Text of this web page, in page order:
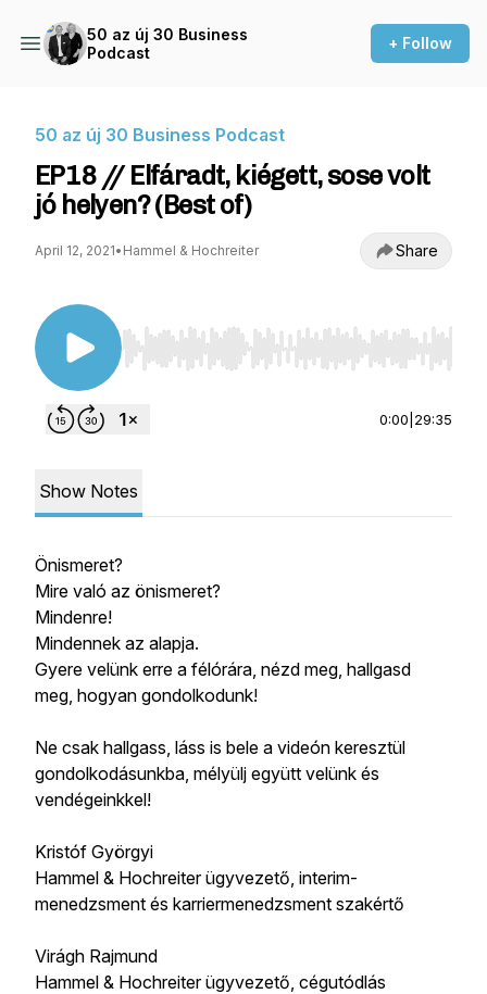
50 az új 30 Business
Podcast
+ Follow
50 az új 30 Business Podcast
EP18 // Elfáradt, kiégett, sose volt
jó helyen? (Best of)
April 12, 2021• Hammel & Hochreiter Share
Use Left/Right to seek, Home/End to jump to
0:00 29:35
Show Notes
Önismeret?
Mire való az önismeret?
Mindenre!
Mindennek az alapja.
Gyere velünk erre a félórára, nézd meg, hallgasd
meg, hogyan gondolkodunk!
Ne csak hallgass, láss is bele a videón keresztül
gondolkodásunkba, mélyülj együtt velünk és
vendégeinkkel!
Kristóf Györgyi
Hammel & Hochreiter ügyvezető, interim-
menedzsment és karriermenedzsment szakértő
Virágh Rajmund
Hammel & Hochreiter ügyvezető, cégutódlás